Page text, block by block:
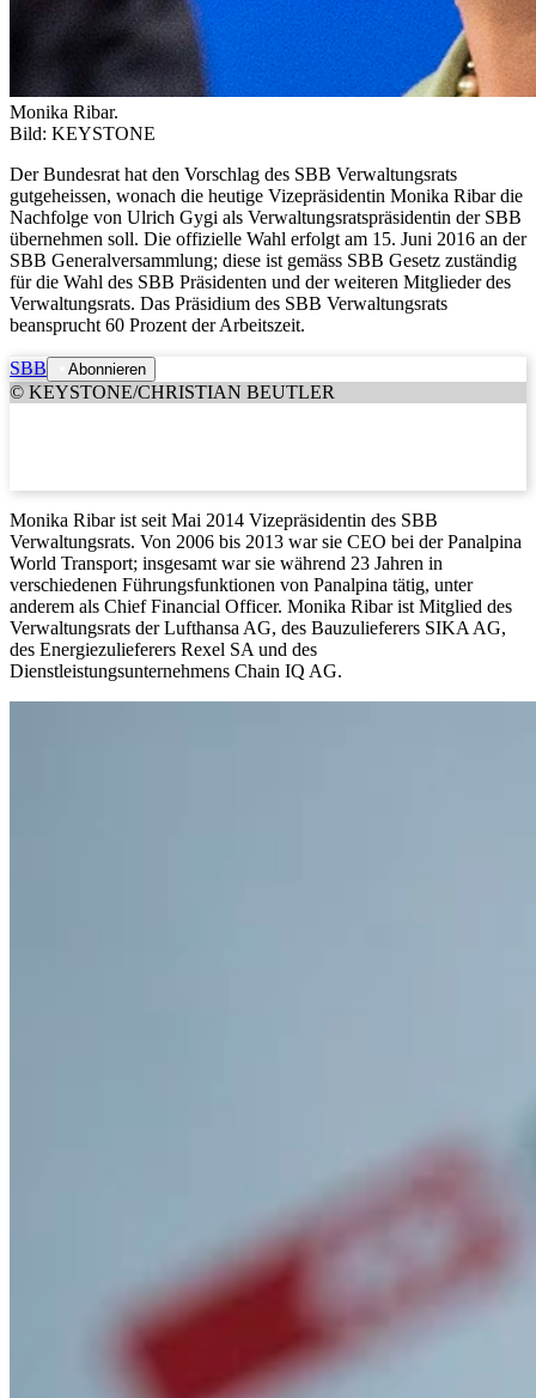
Monika Ribar.
Bild: KEYSTONE
Der Bundesrat hat den Vorschlag des SBB Verwaltungsrats
gutgeheissen, wonach die heutige Vizepräsidentin Monika Ribar die
Nachfolge von Ulrich Gygi als Verwaltungsratspräsidentin der SBB
übernehmen soll. Die offizielle Wahl erfolgt am 15. Juni 2016 an der
SBB Generalversammlung; diese ist gemäss SBB Gesetz zuständig
für die Wahl des SBB Präsidenten und der weiteren Mitglieder des
Verwaltungsrats. Das Präsidium des SBB Verwaltungsrats
beansprucht 60 Prozent der Arbeitszeit.
SBB Abonnieren
© KEYSTONE/CHRISTIAN BEUTLER
Monika Ribar ist seit Mai 2014 Vizepräsidentin des SBB
Verwaltungsrats. Von 2006 bis 2013 war sie CEO bei der Panalpina
World Transport; insgesamt war sie während 23 Jahren in
verschiedenen Führungsfunktionen von Panalpina tätig, unter
anderem als Chief Financial Officer. Monika Ribar ist Mitglied des
Verwaltungsrats der Lufthansa AG, des Bauzulieferers SIKA AG,
des Energiezulieferers Rexel SA und des
Dienstleistungsunternehmens Chain IQ AG.